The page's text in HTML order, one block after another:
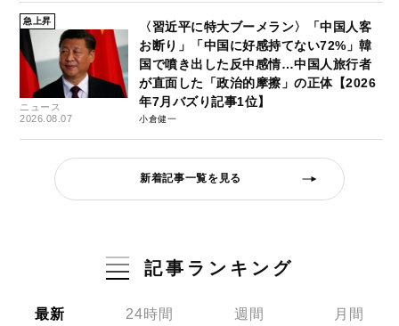
急上昇
ニュース
2026.08.07
〈習近平に特大ブーメラン〉「中国人客
お断り」「中国に好感持てない72%」韓
国で噴き出した反中感情…中国人旅行者
が直面した「政治的摩擦」の正体【2026
年7月バズり記事1位】
小倉健一
新着記事一覧を見る
記事ランキング
最新 24時間 週間 月間